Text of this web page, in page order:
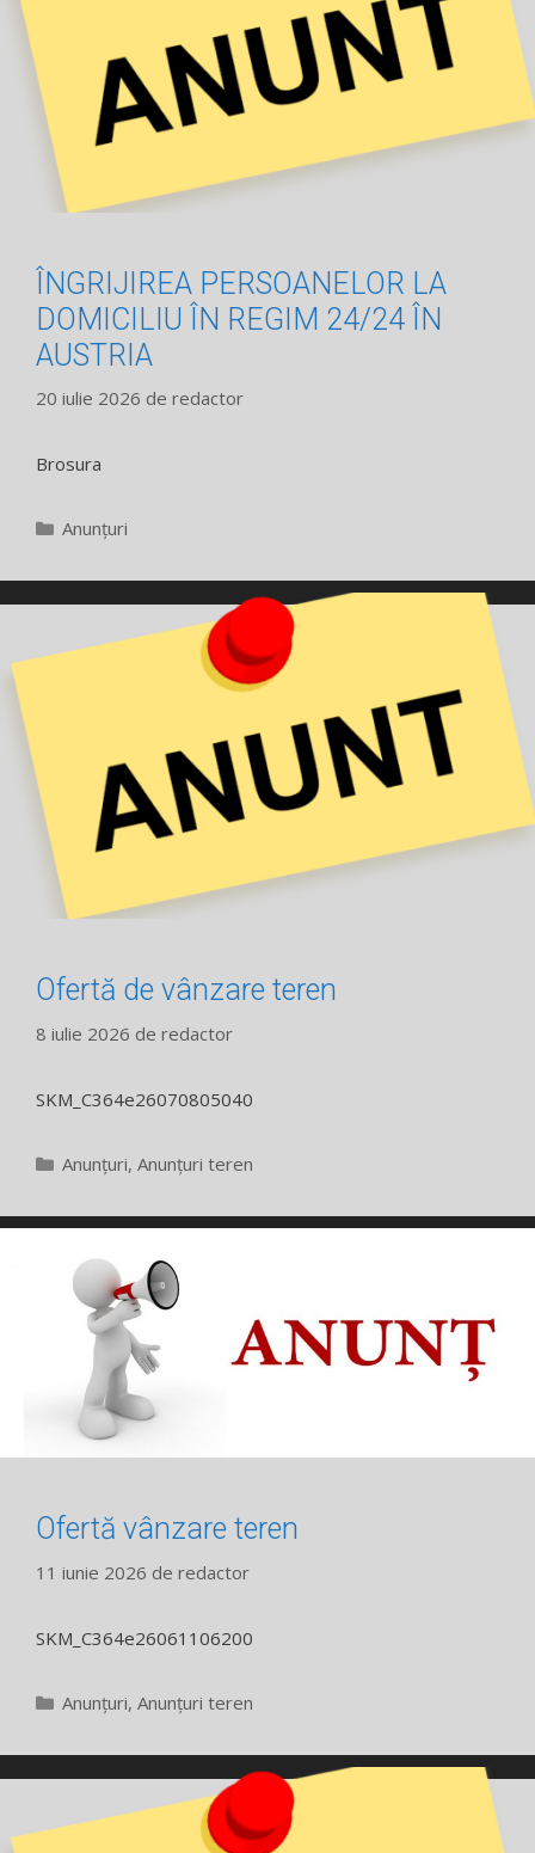
ÎNGRIJIREA PERSOANELOR LA
DOMICILIU ÎN REGIM 24/24 ÎN
AUSTRIA
20 iulie 2026 de redactor
Brosura
Categorii
Anunțuri
Ofertă de vânzare teren
8 iulie 2026 de redactor
SKM_C364e26070805040
Categorii
Anunțuri, Anunțuri teren
Ofertă vânzare teren
11 iunie 2026 de redactor
SKM_C364e26061106200
Categorii
Anunțuri, Anunțuri teren